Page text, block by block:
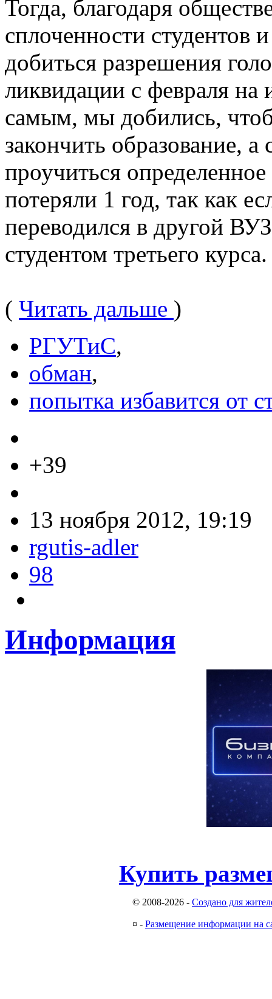
Тогда, благодаря
сплоченности студентов
добиться разрешения
ликвидации с февраля на
самым, мы добились,
закончить образование,
проучиться
потеряли 1 год, так как
переводился в другой
студентом третьего курса.
( Читать дальше )
РГУТиС,
обман,
попытка избавится от
+39
13 ноября 2012, 19:19
rgutis-adler
98
Информация
Купить
© 2008-2026 - Создано для
¤ - Размещение информации на